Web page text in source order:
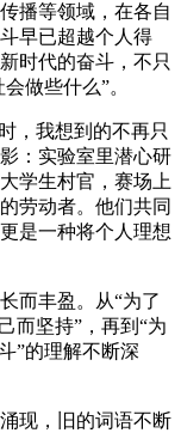
播等领域，在各自
早已超越个人得
时代的奋斗，不只
做些什么”。
我想到的不再只
：实验室里潜心研
学生村官，赛场上
劳动者。他们共同
是一种将个人理想
而丰盈。从“为了
而坚持”，再到“为
”的理解不断深
现，旧的词语不断